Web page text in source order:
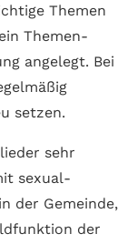
Themen
Themen­
angelegt. Bei
setzen.
sehr
sexual­
der Gemeinde,
der